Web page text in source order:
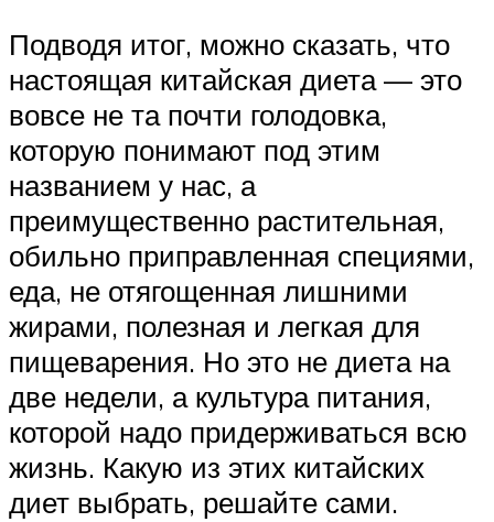
Подводя итог, можно сказать, что
настоящая китайская диета — это
вовсе не та почти голодовка,
которую понимают под этим
названием у нас, а
преимущественно растительная,
обильно приправленная специями,
еда, не отягощенная лишними
жирами, полезная и легкая для
пищеварения. Но это не диета на
две недели, а культура питания,
которой надо придерживаться всю
жизнь. Какую из этих китайских
диет выбрать, решайте сами.